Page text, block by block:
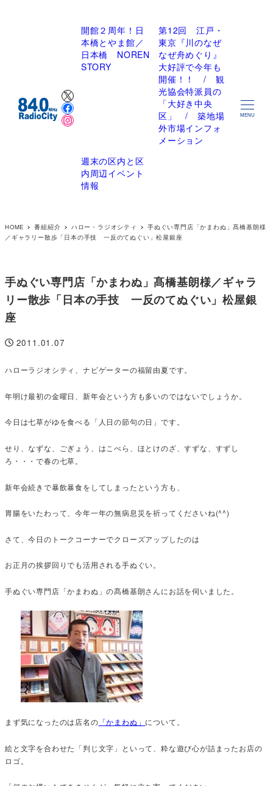
X
Facebook
Instagram
開館２周年！日
本橋とやま館／
日本橋 NOREN
STORY
第12回 江戸・
東京『川のなぜ
なぜ舟めぐり』
大好評で今年も
開催！！ / 観
光協会特派員の
「大好き中央
区」 / 築地場
外市場インフォ
メーション
週末の区内と区
内周辺イベント
情報
MENU
HOME 番組紹介 ハロー・ラジオシティ
手ぬぐい専門店「かまわぬ」髙橋基朗様
／ギャラリー散歩「日本の手技 一反のてぬぐい」松屋銀座
手ぬぐい専門店「かまわぬ」髙橋基朗様／ギャラ
リー散歩「日本の手技 一反のてぬぐい」松屋銀
座
投稿日
2011.01.07
ハローラジオシティ、ナビゲーターの福留由夏です。
年明け最初の金曜日、新年会という方も多いのではないでしょうか。
今日は七草がゆを食べる「人日の節句の日」です。
せり、なずな、ごぎょう、はこべら、ほとけのざ、すずな、すずし
ろ・・・で春の七草。
新年会続きで暴飲暴食をしてしまったという方も、
胃腸をいたわって、今年一年の無病息災を祈ってくださいね(^^)
さて、今日のトークコーナーでクローズアップしたのは
お正月の挨拶回りでも活用される手ぬぐい。
手ぬぐい専門店「かまわぬ」の髙橋基朗さんにお話を伺いました。
まず気になったのは店名の 「かまわぬ」 について。
絵と文字を合わせた「判じ文字」といって、粋な遊び心が詰まったお店の
ロゴ。